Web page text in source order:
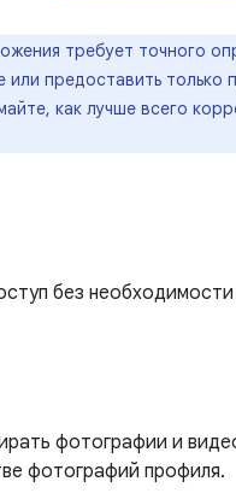
требует точного
предоставить только
как лучше всего
без
фотографии и
фотографий профиля.